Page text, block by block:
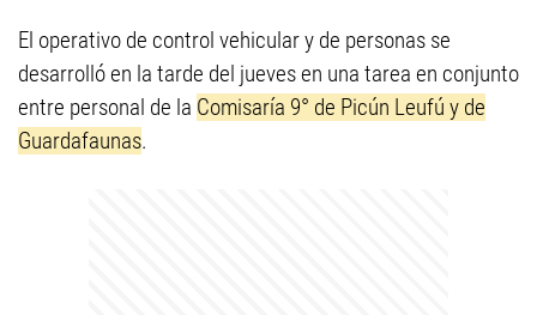
El operativo de control vehicular y de personas se
desarrolló en la tarde del jueves en una tarea en conjunto
entre personal de la Comisaría 9° de Picún Leufú y de
Guardafaunas.